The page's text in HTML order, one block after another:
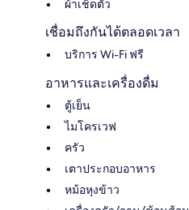
ผ้าเช็ดตัว
เชื่อมถึงกันได้ตลอดเวลา
บริการ Wi-Fi ฟรี
อาหารและเครื่องดื่ม
ตู้เย็น
ไมโครเวฟ
ครัว
เตาประกอบอาหาร
หม้อหุงข้าว